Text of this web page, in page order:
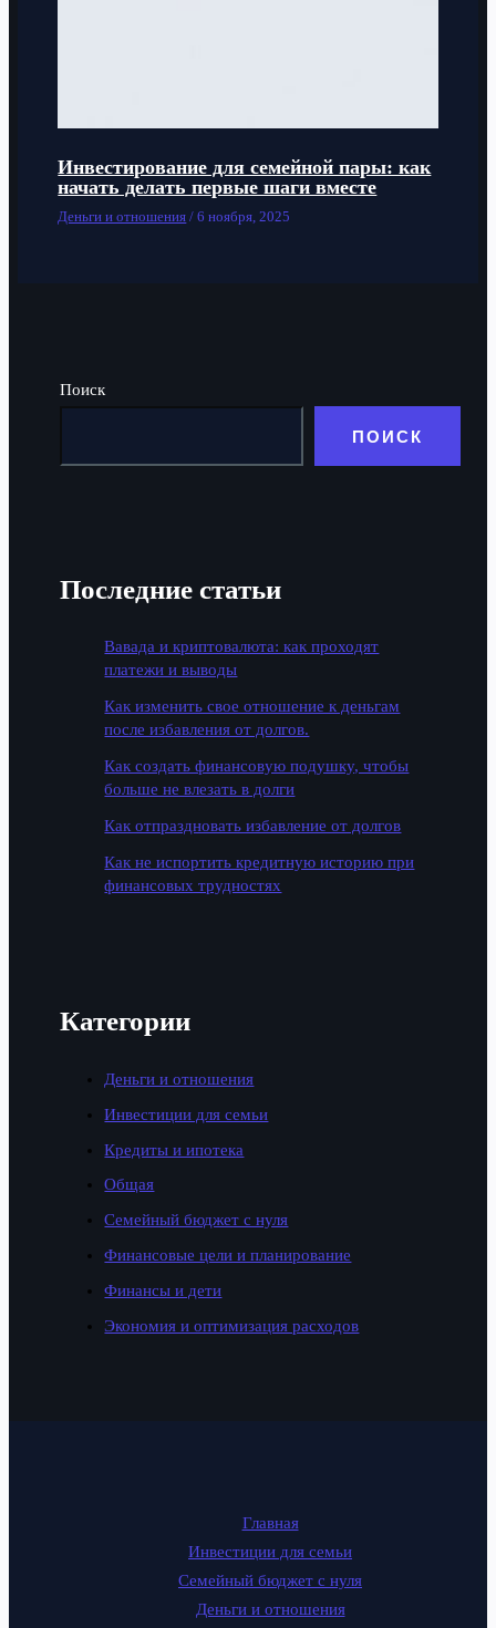
Инвестирование для семейной пары: как
начать делать первые шаги вместе
Деньги и отношения /6 ноября, 2025
Поиск
ПОИСК
Последние статьи
Вавада и криптовалюта: как проходят
платежи и выводы
Как изменить свое отношение к деньгам
после избавления от долгов.
Как создать финансовую подушку, чтобы
больше не влезать в долги
Как отпраздновать избавление от долгов
Как не испортить кредитную историю при
финансовых трудностях
Категории
Деньги и отношения
Инвестиции для семьи
Кредиты и ипотека
Общая
Семейный бюджет с нуля
Финансовые цели и планирование
Финансы и дети
Экономия и оптимизация расходов
Главная
Инвестиции для семьи
Семейный бюджет с нуля
Деньги и отношения